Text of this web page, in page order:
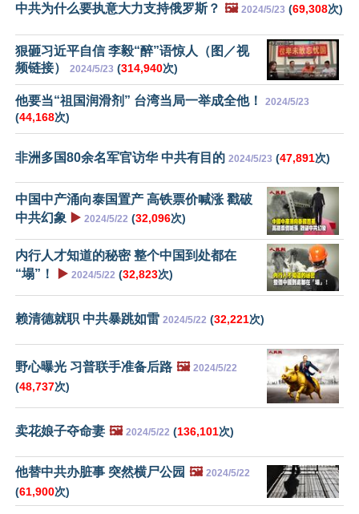
中共为什么要执意大力支持俄罗斯？ 🖼️ 2024/5/23 (69,308次)
狠砸习近平自信 李毅“醉”语惊人（图／视
频链接）
2024/5/23 (314,940次)
他要当“祖国润滑剂” 台湾当局一举成全他！ 2024/5/23
(44,168次)
非洲多国80余名军官访华 中共有目的 2024/5/23 (47,891次)
中国中产涌向泰国置产 高铁票价喊涨 戳破
中共幻象 ▶️ 2024/5/22 (32,096次)
内行人才知道的秘密 整个中国到处都在
“塌”！
▶️ 2024/5/22 (32,823次)
赖清德就职 中共暴跳如雷 2024/5/22 (32,221次)
野心曝光 习普联手准备后路 🖼️ 2024/5/22
(48,737次)
卖花娘子夺命妻 🖼️ 2024/5/22 (136,101次)
他替中共办脏事 突然横尸公园 🖼️ 2024/5/22
(61,900次)